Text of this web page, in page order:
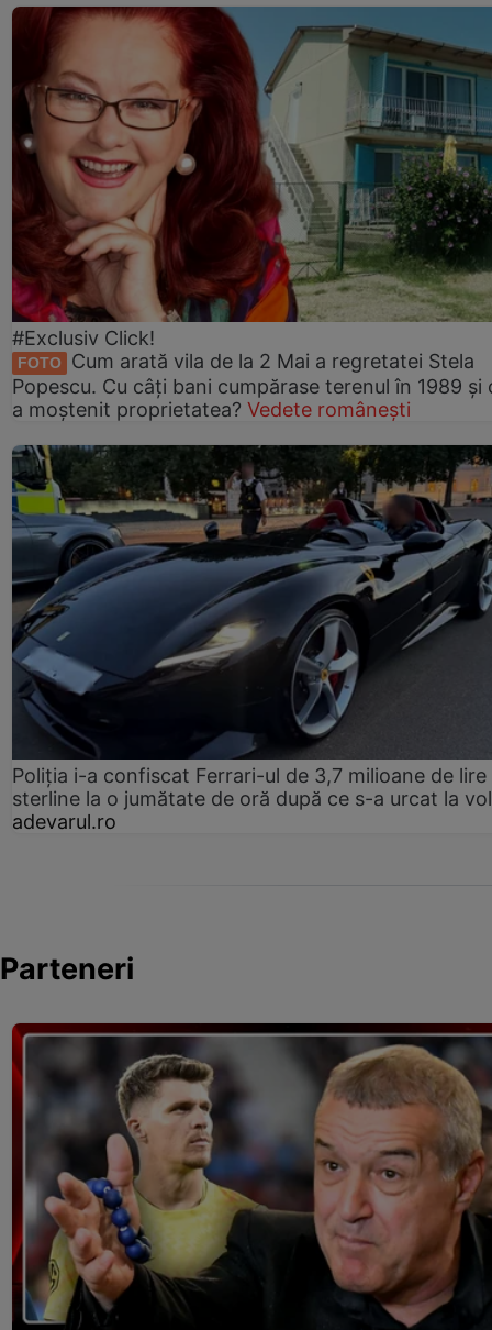
#Exclusiv Click!
FOTO
Cum arată vila de la 2 Mai a regretatei Stela
Popescu. Cu câți bani cumpărase terenul în 1989 și
a moștenit proprietatea? Vedete românești
Poliția i-a confiscat Ferrari-ul de 3,7 milioane de lire
sterline la o jumătate de oră după ce s-a urcat la
adevarul.ro
Parteneri